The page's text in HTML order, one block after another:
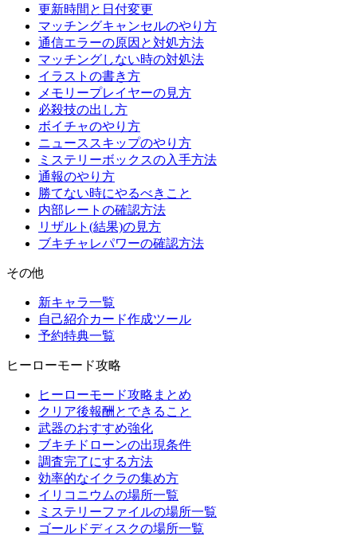
更新時間と日付変更
マッチングキャンセルのやり方
通信エラーの原因と対処方法
マッチングしない時の対処法
イラストの書き方
メモリープレイヤーの見方
必殺技の出し方
ボイチャのやり方
ニューススキップのやり方
ミステリーボックスの入手方法
通報のやり方
勝てない時にやるべきこと
内部レートの確認方法
リザルト(結果)の見方
ブキチャレパワーの確認方法
その他
新キャラ一覧
自己紹介カード作成ツール
予約特典一覧
ヒーローモード攻略
ヒーローモード攻略まとめ
クリア後報酬とできること
武器のおすすめ強化
ブキチドローンの出現条件
調査完了にする方法
効率的なイクラの集め方
イリコニウムの場所一覧
ミステリーファイルの場所一覧
ゴールドディスクの場所一覧